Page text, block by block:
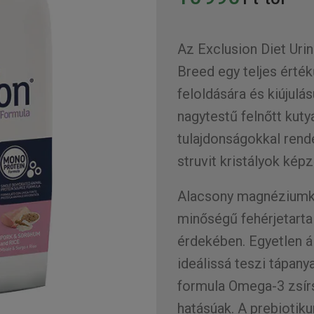
Az Exclusion Diet
Breed egy teljes
feloldására és
nagytestű felnőtt
tulajdonságokkal
struvit kristályok
Alacsony
minőségű
érdekében. Egyetlen
ideálissá teszi
formula Omega-3
hatásúak. A